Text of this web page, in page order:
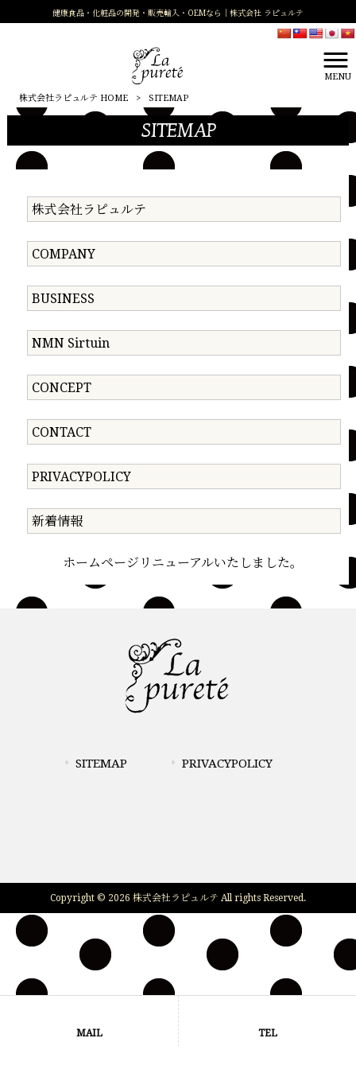
健康食品・化粧品の開発・販売輸入・OEMなら｜株式会社 ラピュルテ
MENU
株式会社ラピュルテ HOME > SITEMAP
SITEMAP
株式会社ラピュルテ
COMPANY
BUSINESS
NMN Sirtuin
CONCEPT
CONTACT
PRIVACYPOLICY
新着情報
ホームページリニューアルいたしました。
SITEMAP PRIVACYPOLICY
Copyright © 2026 株式会社ラピュルテ All rights Reserved.
MAIL TEL